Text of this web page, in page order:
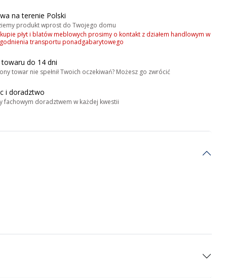
na terenie Polski
produkt wprost do Twojego domu
płyt i blatów meblowych prosimy o kontakt z działem handlowym w
transportu ponadgabarytowego
do 14 dni
towar nie spełnił Twoich oczekiwań? Możesz go zwrócić
i doradztwo
fachowym doradztwem w każdej kwestii